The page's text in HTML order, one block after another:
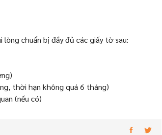
chuẩn bị đầy đủ các giấy tờ sau:
thời hạn không quá 6 tháng)
(nếu có)